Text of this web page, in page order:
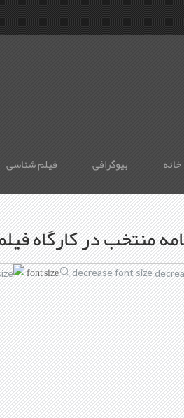
خانه بیوگرافی فیلم شناسی
font size decrease font size